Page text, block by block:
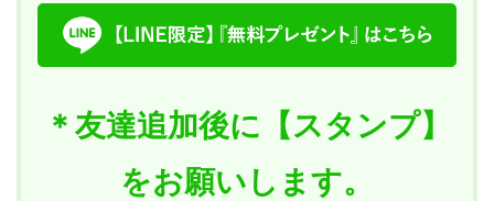
＊友達追加後に【スタンプ】
をお願いします。